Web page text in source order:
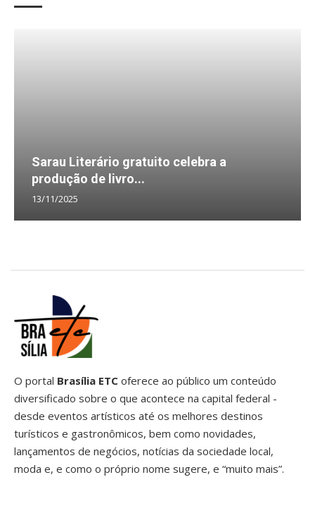
Sarau Literário gratuito celebra a
produção de livro...
13/11/2025
O portal Brasília ETC oferece ao público um conteúdo
diversificado sobre o que acontece na capital federal -
desde eventos artísticos até os melhores destinos
turísticos e gastronômicos, bem como novidades,
lançamentos de negócios, notícias da sociedade local,
moda e, e como o próprio nome sugere, e “muito mais”.